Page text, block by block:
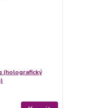
(holografický